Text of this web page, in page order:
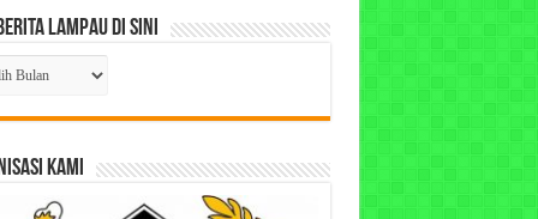
Lampau di Sini
KAMI